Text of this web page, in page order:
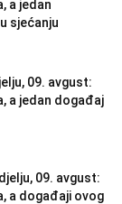
a jedan
sjećanju
09. avgust:
a jedan događaj
09. avgust:
a događaji ovog